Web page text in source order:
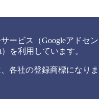
ービス（Googleアドセン
を利用しています。
各社の登録商標になりま